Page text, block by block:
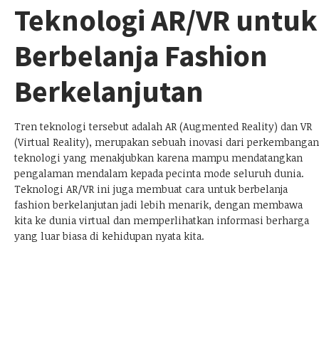
Teknologi AR/VR untuk
Berbelanja Fashion
Berkelanjutan
Tren teknologi tersebut adalah AR (Augmented Reality) dan VR
(Virtual Reality), merupakan sebuah inovasi dari perkembangan
teknologi yang menakjubkan karena mampu mendatangkan
pengalaman mendalam kepada pecinta mode seluruh dunia.
Teknologi AR/VR ini juga membuat cara untuk berbelanja
fashion berkelanjutan jadi lebih menarik, dengan membawa
kita ke dunia virtual dan memperlihatkan informasi berharga
yang luar biasa di kehidupan nyata kita.